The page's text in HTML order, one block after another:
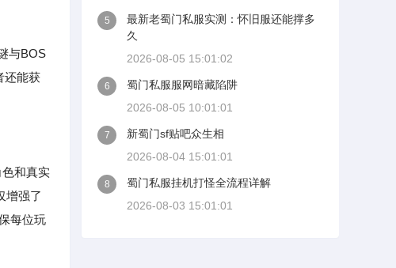
与BOS
还能获
和真实
增强了
每位玩
5
最新老蜀门私服实测：怀旧服还能撑多
久
2026-08-05 15:01:02
6
蜀门私服服网暗藏陷阱
2026-08-05 10:01:01
7
新蜀门sf贴吧众生相
2026-08-04 15:01:01
8
蜀门私服挂机打怪全流程详解
2026-08-03 15:01:01